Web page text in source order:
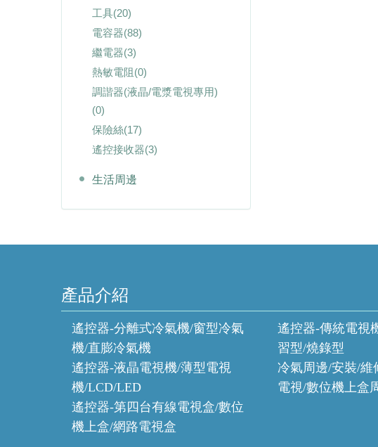
工具(20)
電容器(88)
繼電器(3)
熱敏電阻(0)
調諧器(液晶/電漿電視專用)
(0)
保險絲(17)
遙控接收器(3)
生活周邊
產品介紹
遙控器-分離式冷氣機/窗型冷氣
機/直膨冷氣機
遙控器-液晶電視機/薄型電視
機/LCD/LED
遙控器-第四台有線電視盒/數位
機上盒/網路電視盒
遙控器-傳統電視
習型/燒錄型
冷氣周邊/安裝/維
電視/數位機上盒